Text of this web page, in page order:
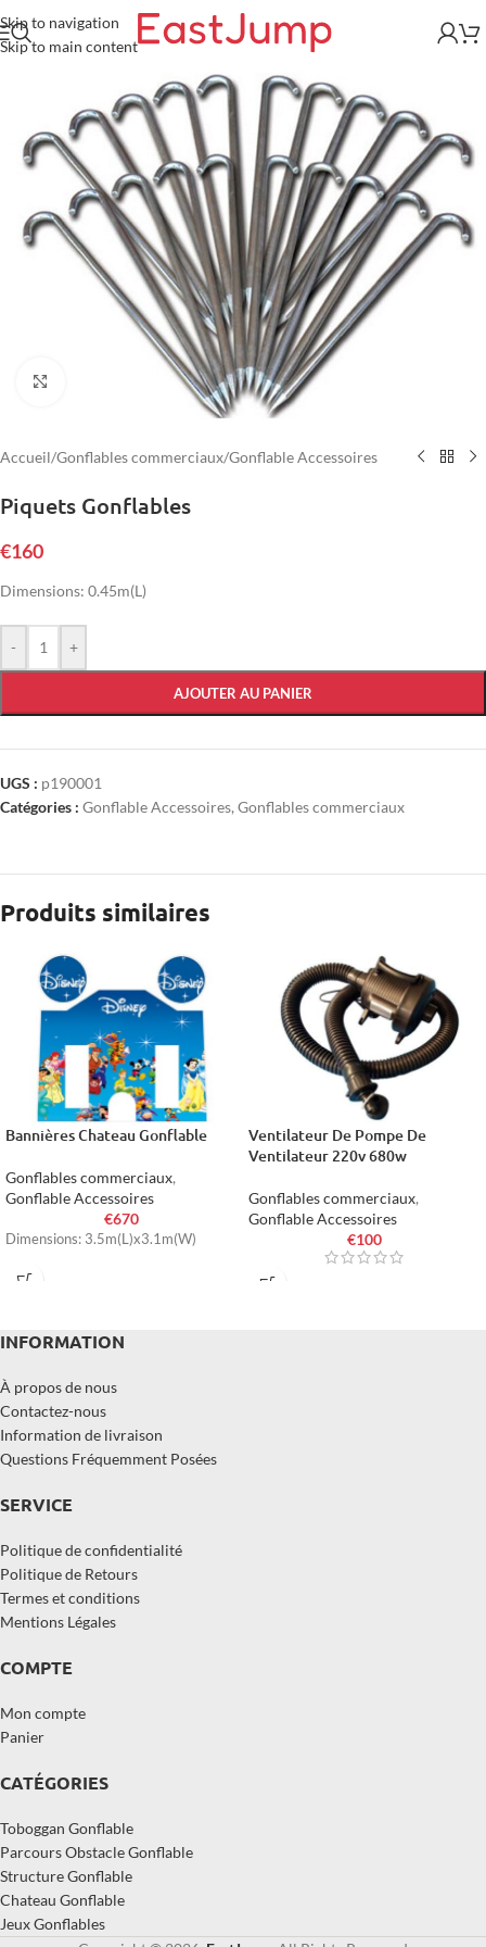
Skip to navigation
Skip to main content
Accueil/Gonflables commerciaux/Gonflable Accessoires
Piquets Gonflables
€160
Dimensions: 0.45m(L)
- +
AJOUTER AU PANIER
UGS : p190001
Catégories : Gonflable Accessoires, Gonflables commerciaux
Produits similaires
Bannières Chateau Gonflable
Gonflables commerciaux,
Gonflable Accessoires
€670
Dimensions: 3.5m(L)x3.1m(W)
Ventilateur De Pompe De
Ventilateur 220v 680w
Gonflables commerciaux,
Gonflable Accessoires
€100
INFORMATION
À propos de nous
Contactez-nous
Information de livraison
Questions Fréquemment Posées
SERVICE
Politique de confidentialité
Politique de Retours
Termes et conditions
Mentions Légales
COMPTE
Mon compte
Panier
CATÉGORIES
Toboggan Gonflable
Parcours Obstacle Gonflable
Structure Gonflable
Chateau Gonflable
Jeux Gonflables